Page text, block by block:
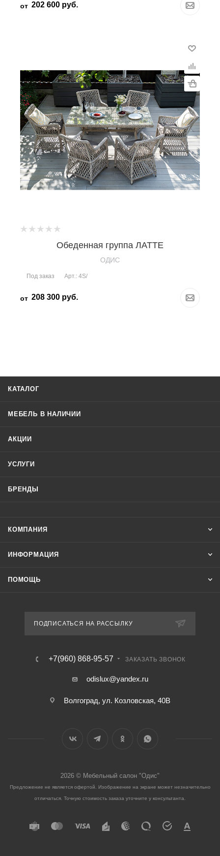
от 202 600 руб.
Обеденная группа ЛАТТЕ
OДИС
Под заказ Арт.: 4S/
от 208 300 руб.
КАТАЛОГ
МЕБЕЛЬ В НАЛИЧИИ
АКЦИИ
УСЛУГИ
БРЕНДЫ
КОМПАНИЯ
ИНФОРМАЦИЯ
ПОМОЩЬ
ПОДПИСАТЬСЯ НА РАССЫЛКУ
+7(960) 868-95-57 ЗАКАЗАТЬ ЗВОНОК
odislux@yandex.ru
Волгоград, ул. Козловская, 40В
2026 © Мебельный салон "Одис"
Предложение не является офертой. Изображение на экране может незначительно
отличаться. Точную стоимость заказа уточните у консультанта.